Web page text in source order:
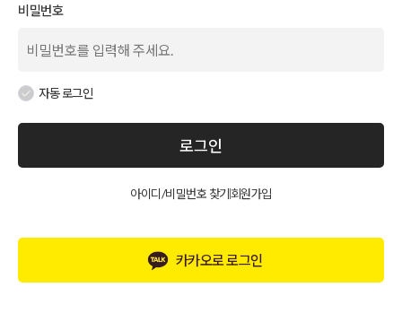
비밀번호
자동 로그인
로그인
아이디/비밀번호 찾기회원가입
카카오로 로그인